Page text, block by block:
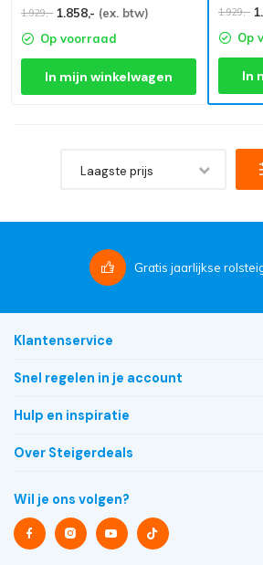
1.929,- 1.858,- (ex. btw)
Op voorraad
In mijn winkelwagen
1.929,-
Op
In
Laagste prijs
Gratis jaarlijkse
Klantenservice
Snel regelen in je account
Hulp en inspiratie
Over Steigerdeals
Wil je ons volgen?